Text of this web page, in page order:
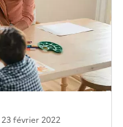
23 février 2022